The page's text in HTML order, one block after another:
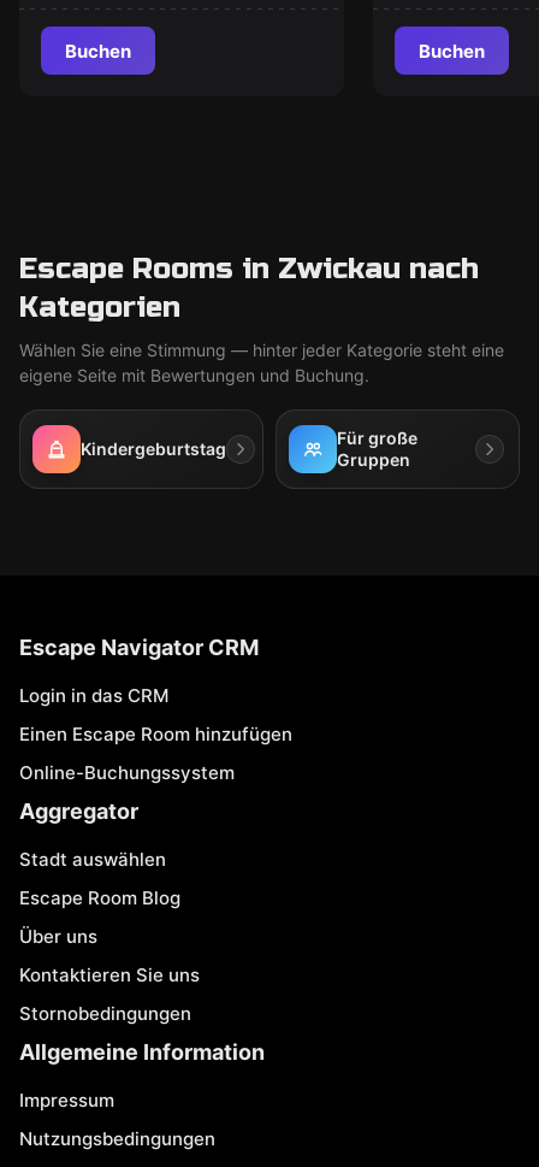
Buchen Buchen
Escape Rooms in Zwickau nach
Kategorien
Wählen Sie eine Stimmung — hinter jeder Kategorie steht eine
eigene Seite mit Bewertungen und Buchung.
Kindergeburtstag
Für große
Gruppen
Escape Navigator CRM
Login in das CRM
Einen Escape Room hinzufügen
Online-Buchungssystem
Aggregator
Stadt auswählen
Escape Room Blog
Über uns
Kontaktieren Sie uns
Stornobedingungen
Allgemeine Information
Impressum
Nutzungsbedingungen